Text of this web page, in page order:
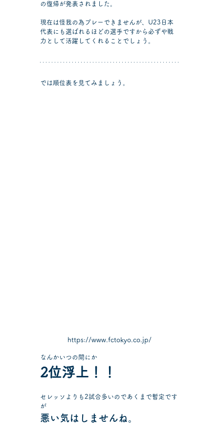
の復帰が発表されました。
現在は怪我の為プレーできませんが、U23日本
代表にも選ばれるほどの選手ですから必ずや戦
力として活躍してくれることでしょう。
では順位表を見てみましょう。
https://www.fctokyo.co.jp/
なんかいつの間にか
2位浮上！！
セレッソよりも2試合多いのであくまで暫定です
が
悪い気はしませんね。